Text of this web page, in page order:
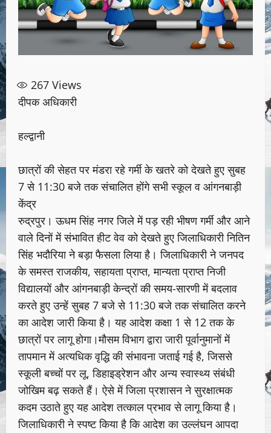
267 Views
दीपक अधिकारी
हल्द्वानी
छात्रों की सेहत पर मंडरा रहे गर्मी के खतरे को देखते हुए सुबह
7 से 11:30 बजे तक संचालित होंगे सभी स्कूल व आंगनबाड़ी
केंद्र
रुद्रपुर। ऊधम सिंह नगर जिले में पड़ रही भीषण गर्मी और आने
वाले दिनों में संभावित हीट वेव को देखते हुए जिलाधिकारी नितिन
सिंह भदौरिया ने बड़ा फैसला लिया है। जिलाधिकारी ने जनपद
के समस्त राजकीय, सहायता प्राप्त, मान्यता प्राप्त निजी
विद्यालयों और आंगनबाड़ी केन्द्रों की समय-सारणी में बदलाव
करते हुए उन्हें सुबह 7 बजे से 11:30 बजे तक संचालित करने
का आदेश जारी किया है। यह आदेश कक्षा 1 से 12 तक के
छात्रों पर लागू होगा।मौसम विभाग द्वारा जारी पूर्वानुमानों में
तापमान में अत्यधिक वृद्धि की संभावना जताई गई है, जिससे
स्कूली बच्चों पर लू, डिहाइड्रेशन और अन्य स्वास्थ्य संबंधी
जोखिम बढ़ सकते हैं। ऐसे में जिला प्रशासन ने सुरक्षात्मक
कदम उठाते हुए यह आदेश तत्काल प्रभाव से लागू किया है।
जिलाधिकारी ने स्पष्ट किया है कि आदेश का उल्लंघन आपदा